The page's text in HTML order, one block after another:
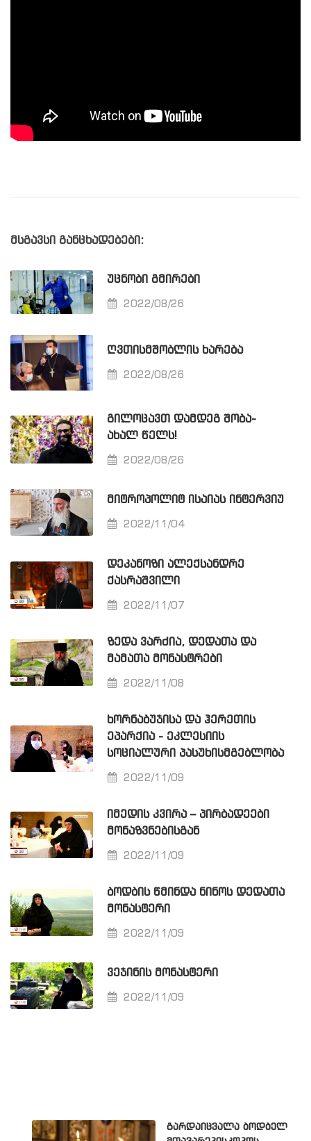
მსგავსი განცხადებები:
ᲣᲪᲜᲝᲑᲘ ᲒᲛᲘᲠᲔᲑᲘ
2022/08/26
ᲦᲕᲗᲘᲡᲛᲨᲝᲑᲚᲘᲡ ᲮᲐᲠᲔᲑᲐ
2022/08/26
ᲒᲘᲚᲝᲪᲐᲕᲗ ᲓᲐᲛᲓᲔᲒ ᲨᲝᲑᲐ-
ᲐᲮᲐᲚ ᲬᲔᲚᲡ!
2022/08/26
ᲛᲘᲢᲠᲝᲞᲝᲚᲘᲢ ᲘᲡᲐᲘᲐᲡ ᲘᲜᲢᲔᲠᲕᲘᲣ
2022/11/04
ᲓᲔᲙᲐᲜᲝᲖᲘ ᲐᲚᲔᲥᲡᲐᲜᲓᲠᲔ
ᲥᲐᲡᲠᲐᲨᲕᲘᲚᲘ
2022/11/07
ᲖᲔᲓᲐ ᲕᲐᲠᲫᲘᲐ, ᲓᲔᲓᲐᲗᲐ ᲓᲐ
ᲛᲐᲛᲐᲗᲐ ᲛᲝᲜᲐᲡᲢᲠᲔᲑᲘ
2022/11/08
ᲮᲝᲠᲜᲐᲑᲣᲯᲘᲡᲐ ᲓᲐ ᲰᲔᲠᲔᲗᲘᲡ
ᲔᲞᲐᲠᲥᲘᲐ - ᲔᲙᲚᲔᲡᲘᲘᲡ
ᲡᲝᲪᲘᲐᲚᲣᲠᲘ ᲞᲐᲡᲣᲮᲘᲡᲛᲒᲔᲑᲚᲝᲑᲐ
2022/11/09
ᲘᲛᲔᲓᲘᲡ ᲙᲕᲘᲠᲐ – ᲞᲘᲠᲑᲐᲓᲔᲔᲑᲘ
ᲛᲝᲜᲐᲖᲕᲜᲔᲑᲘᲡᲒᲐᲜ
2022/11/09
ᲑᲝᲓᲑᲘᲡ ᲬᲛᲘᲜᲓᲐ ᲜᲘᲜᲝᲡ ᲓᲔᲓᲐᲗᲐ
ᲛᲝᲜᲐᲡᲢᲔᲠᲘ
2022/11/09
ᲕᲔᲯᲘᲜᲘᲡ ᲛᲝᲜᲐᲡᲢᲔᲠᲘ
2022/11/09
გარდაიცვალა ბოდბელ